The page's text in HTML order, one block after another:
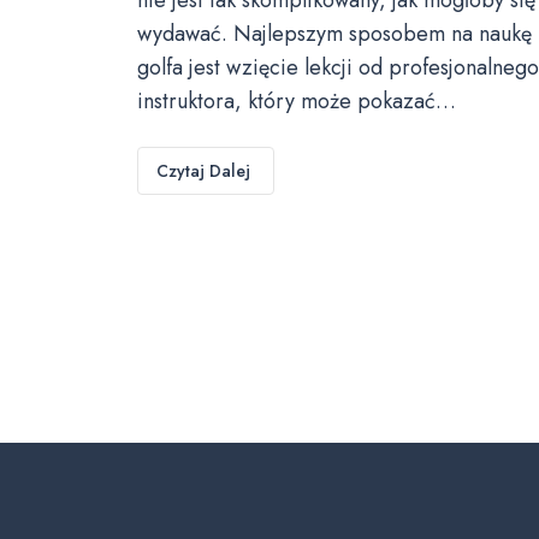
wydawać. Najlepszym sposobem na naukę
golfa jest wzięcie lekcji od profesjonalnego
instruktora, który może pokazać…
Czytaj Dalej